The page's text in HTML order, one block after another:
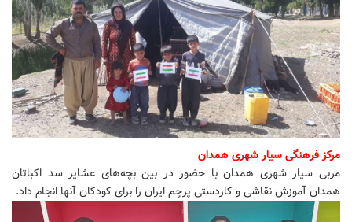
مرکز فرهنگی سیار شهری همدان
مربی سیار شهری همدان با حضور در بین بچه‌های عشایر سد اکباتان
همدان آموزش نقاشی و کاردستی پرچم ایران را برای کودکان آنها انجام داد.